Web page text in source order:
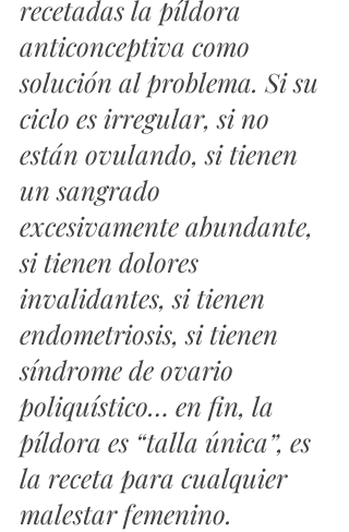
recetadas la píldora
anticonceptiva como
solución al problema. Si su
ciclo es irregular, si no
están ovulando, si tienen
un sangrado
excesivamente abundante,
si tienen dolores
invalidantes, si tienen
endometriosis, si tienen
síndrome de ovario
poliquístico… en fin, la
píldora es “talla única”, es
la receta para cualquier
malestar femenino.